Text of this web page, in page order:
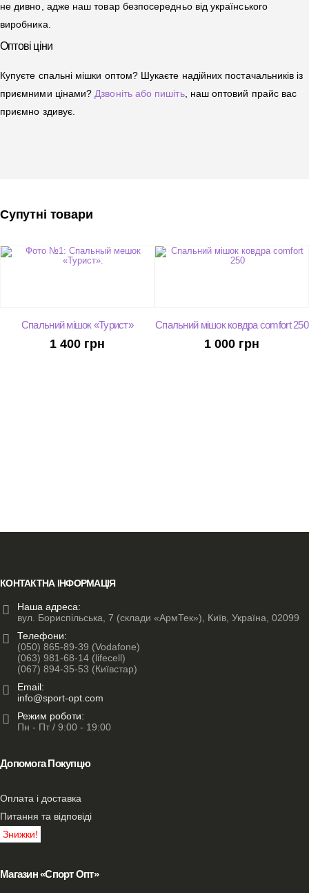
не дивно, адже наш товар безпосередньо від українського
виробника.
Оптові ціни
Купуєте спальні мішки оптом? Шукаєте надійних постачальників із
приємними цінами?Дзвоніть або пишіть, наш оптовий прайс вас
приємно здивує.
Супутні товари
Спальний мішок «Турист»
1 400 грн
Спальний мішок ковдра comfort 250
1 000 грн
КОНТАКТНА ІНФОРМАЦІЯ
Наша адреса:
вул. Бориспільська, 7 (склади «АрмТек»), Київ, Україна, 02099
Телефони:
(050) 865-89-39 (Vodafone)
(063) 981-68-14 (lifecell)
(067) 894-35-53 (Київстар)
Email:
info@sport-opt.com
Режим роботи:
Пн - Пт / 9:00 - 19:00
Допомога Покупцю
Оплата і доставка
Питання та відповіді
Знижки!
Магазин «Спорт Опт»